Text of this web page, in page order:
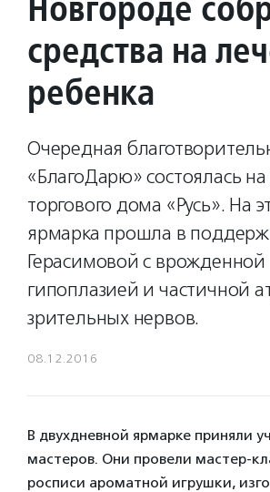
средства на
ребенка
Очередная
«БлагоДарю» состоялась
торгового дома «Русь». На
ярмарка прошла в
Герасимовой с врожденной
гипоплазией и частичной
зрительных нервов.
08.12.2016
В двухдневной ярмарке приняли
мастеров. Они провели мастер-
росписи ароматной игрушки,